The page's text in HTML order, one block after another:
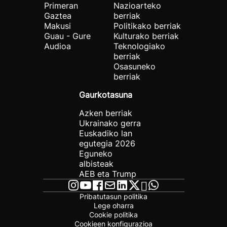
Primeran
Gaztea
Makusi
Guau - Gure
Audioa
Nazioarteko
berriak
Politikako berriak
Kulturako berriak
Teknologiako
berriak
Osasuneko
berriak
Gaurkotasuna
Azken berriak
Ukrainako gerra
Euskadiko lan
egutegia 2026
Eguneko
albisteak
AEB eta Trump
Pribatutasun politika
Lege oharra
Cookie politika
Cookieen konfigurazioa